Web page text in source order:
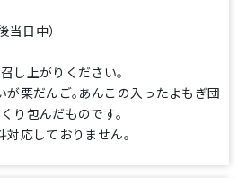
当日中）
し上がりください。
が栗だんご。あんこの入ったよもぎ団
包んだものです。
応しておりません。